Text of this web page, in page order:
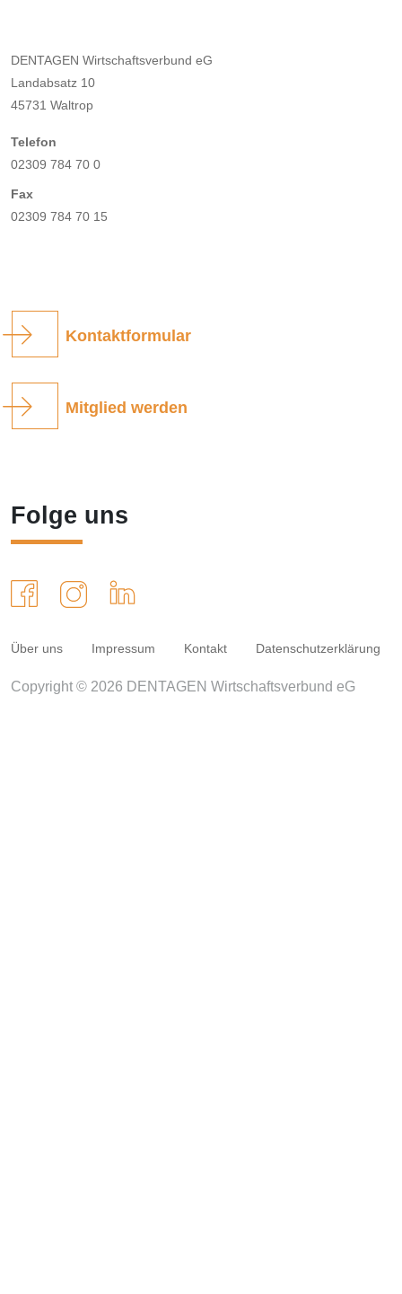
DENTAGEN Wirtschaftsverbund eG
Landabsatz 10
45731 Waltrop
Telefon
02309 784 70 0
Fax
02309 784 70 15
Kontaktformular
Mitglied werden
Folge uns
Über uns Impressum Kontakt Datenschutzerklärung
Copyright © 2026 DENTAGEN Wirtschaftsverbund eG